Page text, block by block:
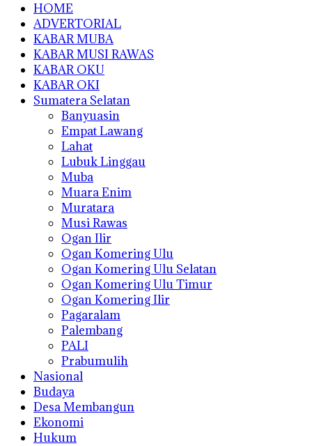
HOME
ADVERTORIAL
KABAR MUBA
KABAR MUSI RAWAS
KABAR OKU
KABAR OKI
Sumatera Selatan
Banyuasin
Empat Lawang
Lahat
Lubuk Linggau
Muba
Muara Enim
Muratara
Musi Rawas
Ogan Ilir
Ogan Komering Ulu
Ogan Komering Ulu Selatan
Ogan Komering Ulu Timur
Ogan Komering Ilir
Pagaralam
Palembang
PALI
Prabumulih
Nasional
Budaya
Desa Membangun
Ekonomi
Hukum